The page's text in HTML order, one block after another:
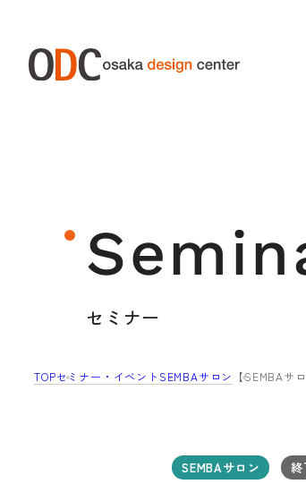
大阪デザインセンターとは
沿革
セミナー
TOPセミナー・イベント SEMBAサロン 【SEMBA
SEMBAサロン 終